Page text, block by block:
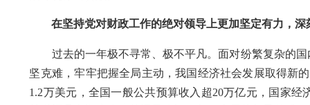
在坚持党对财政工作的绝对领导上更加坚定有力，深
过去的一年极不寻常、极不平凡。面对纷繁复杂的国
坚克难，牢牢把握全局主动，我国经济社会发展取得新
1.2万美元，全国一般公共预算收入超20万亿元，国家